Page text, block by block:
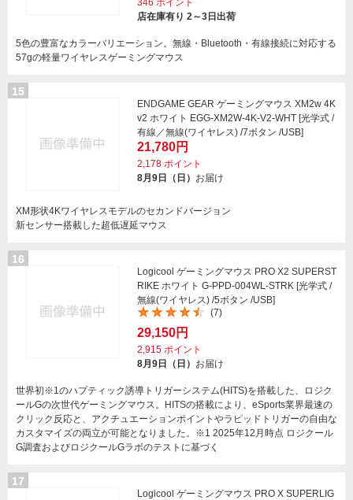
346 ポイント
店在庫有り 2～3日出荷
5色の豊富なカラーバリエーション。無線・Bluetooth・有線接続に対応する
57gの軽量ワイヤレスゲーミングマウス
15
ENDGAME GEAR ゲーミングマウス XM2w 4K
v2 ホワイト EGG-XM2W-4K-V2-WHT [光学式 /
有線／無線(ワイヤレス) /7ボタン /USB]
21,780円
2,178 ポイント
8月9日（日） お届け
XM形状4Kワイヤレスモデルのセカンドバージョン
新センサー搭載した超低遅延マウス
16
Logicool ゲーミングマウス PRO X2 SUPERST
RIKE ホワイト G-PPD-004WL-STRK [光学式 /
無線(ワイヤレス) /5ボタン /USB]
(7)
29,150円
2,915 ポイント
8月9日（日） お届け
世界初※1のハプティック誘導トリガーシステム(HITS)を搭載した、ロジク
ールGの次世代ゲーミングマウス。HITSの搭載により、eSports業界最速の
クリック反応と、アクチュエーションポイントやラピッドトリガーの自由な
カスタマイズの両立が可能となりました。※1 2025年12月時点 ロジクール
G調査およびロジクールGラボのテストに基づく
17
Logicool ゲーミングマウス PRO X SUPERLIG